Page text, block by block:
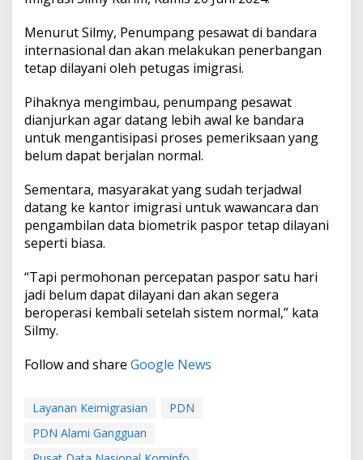
Menurut Silmy, Penumpang pesawat di bandara
internasional dan akan melakukan penerbangan
tetap dilayani oleh petugas imigrasi.
Pihaknya mengimbau, penumpang pesawat
dianjurkan agar datang lebih awal ke bandara
untuk mengantisipasi proses pemeriksaan yang
belum dapat berjalan normal.
Sementara, masyarakat yang sudah terjadwal
datang ke kantor imigrasi untuk wawancara dan
pengambilan data biometrik paspor tetap dilayani
seperti biasa.
“Tapi permohonan percepatan paspor satu hari
jadi belum dapat dilayani dan akan segera
beroperasi kembali setelah sistem normal,” kata
Silmy.
Follow and share Google News
Layanan Keimigrasian
PDN
PDN Alami Gangguan